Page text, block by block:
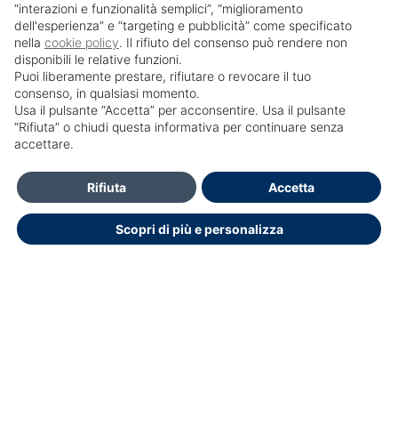
SailPortal 8.5.1 build 18
HELP DESK OPENDOCTOR
info@opendoctor.it
+39 089 934 00 01
+39 3348792286
“interazioni e funzionalità semplici”, “miglioramento
dell'esperienza” e “targeting e pubblicità” come specificato
nella cookie policy. Il rifiuto del consenso può rendere non
disponibili le relative funzioni.
Puoi liberamente prestare, rifiutare o revocare il tuo
consenso, in qualsiasi momento.
Usa il pulsante “Accetta” per acconsentire. Usa il pulsante
“Rifiuta” o chiudi questa informativa per continuare senza
accettare.
Scopri di più e personalizza
Rifiuta Accetta